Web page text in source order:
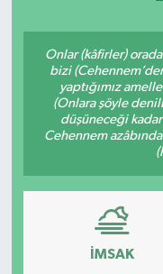
Onlar (kâfirler)
bizi
yaptığımız
(Onlara şöyle
düşüneceği
Cehennem
İMSAK